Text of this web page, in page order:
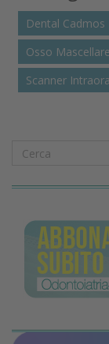
Dental Cadmos
Osso Mascellare
Scanner